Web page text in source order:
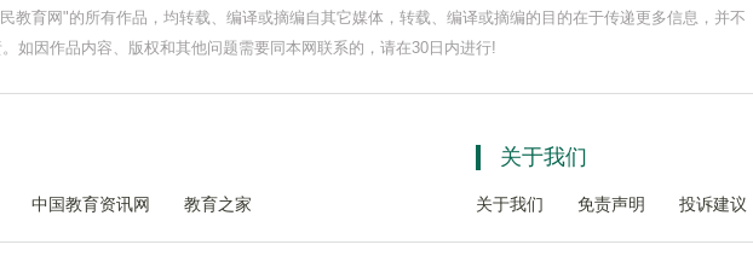
教育网"的所有作品，均转载、编译或摘编自其它媒体，转载、编译或摘编的目的在于传递更多信息，并不
如因作品内容、版权和其他问题需要同本网联系的，请在30日内进行!
中国教育资讯网 教育之家
关于我们
关于我们 免责声明 投诉建议